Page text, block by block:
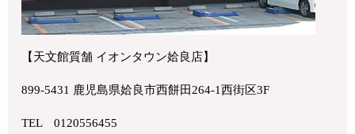
【天文館質舗 イオンタウン姶良店】
899-5431 鹿児島県姶良市西餅田264-1西街区3F
TEL 0120556455